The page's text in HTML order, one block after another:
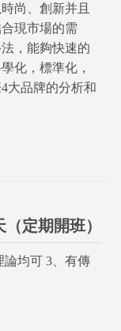
尚、創新并且
現市場的需
，能夠快速的
化，標準化，
大品牌的分析和
定期開班）
論均可 3、有傳